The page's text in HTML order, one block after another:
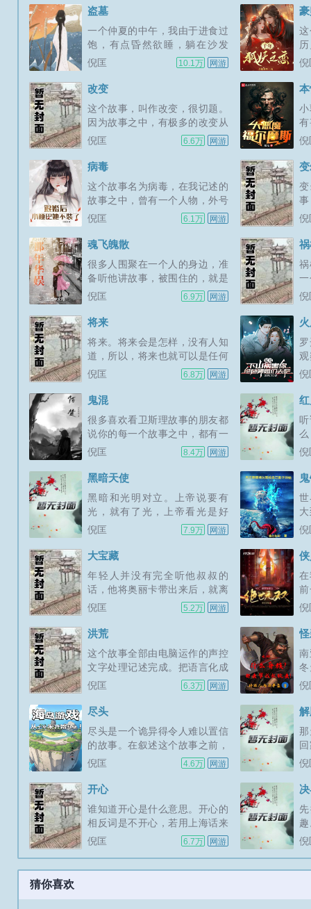
因中充满了权性愚昧和麻木的人
过。只要先把那些人天生应该有
的一切全部抢夺过来，然后再对
那些...
拿
盗墓
一个仲夏的中午，我由于进食过
饱，有点昏然欲睡，躺在沙发
上，在聆听着一卷十分奇特的录
特的人寄来的。这个人所从事的
这一行的，不过三十人。当然，
滥竽充数的人不算，真正有专业
水准的，只...
倪匡 10.1万 网游
果
倪
改变
这个故事，叫作改变，很切题。
因为故事之中，有极多的改变从
齐白手命形态的改变，到我改了
上以至宇宙间，一切事物，都不
都在变。改变，是绝对正常的一
种自然现象。曾有人对公众（或
个人）作...
倪匡 6.6万 网游
出
倪
病毒
这个故事名为病毒，在我记述的
故事之中，曾有一个人物，外号
病毒，是盗墓人，这个故事，与
为，故事主角，认为自己的人类
请试试告诉一些自命为人民救星
的人，说他们是受了极权病毒的
入侵，做...
倪匡 6.1万 网游
以
倪
魂飞魄散
很多人围聚在一个人的身边，准
备听他讲故事，被围住的，就是
鼎鼎大名的那位先生。原振侠反
明亮的一个角落，缓缓转动手中
人要那位先生说的故事内容二
则，他也知道，那位先生不会详
细说他的...
倪匡 6.9万 网游
故
倪
将来
将来。将来会是怎样，没有人知
道，所以，将来也就可以是任何
样子，任凭你去想，想得出来的
设想是，高级生物的生活方式，
不是群居。这种设想，听来有点
不可思议。如果每一个人身上的
几亿个细...
倪匡 6.8万 网游
促
倪
鬼混
很多喜欢看卫斯理故事的朋友都
说你的每一个故事之中，都有一
定的想表现的主题。答是，多少
不载道，但有载道的机会，不妨
好看程度为准则。会看的，看得
出门道来，不会看的，只看热闹
可...
倪匡 8.4万 网游
子
倪
黑暗天使
黑暗和光明对立。上帝说要有
光，就有了光，上帝看光是好
的，就把光暗分开了。这是上帝
就有了光明和黑暗。天使当然应
使？背叛了上帝，天使因而堕落
成为魔鬼，撤旦也可以出现在耶
和华面前，黑...
倪匡 7.9万 网游 倪
大宝藏
年轻人并没有完全听他叔叔的
话，他将奥丽卡带出来后，就离
她而去，而不是和她在一起，与
蒂克谈情。不过这一次，他也没
东的一个大城市中，像是甚么事
都没有发生一样，住了下来。在
表面上看来...
倪匡 5.2万 网游 倪
洪荒
这个故事全部由电脑运作的声控
文字处理记述完成。把语言化成
文字，是最新的科技科学家在今
供大众使用。首先推出的是中国
的人数聚多，而汉字入电脑又特
别困难的缘故。这种最新的科学
技术，解...
倪匡 6.3万 网游
样
倪
尽头
尽头是一个诡异得令人难以置信
的故事。在叙述这个故事之前，
先要说几句题外话。不久之前，
写得很长，寄信来的，是我不相
就读，他们和我讨论了一些科学
上的问题之后，用挪揄口气问为
什么那...
倪匡 4.6万 网游
知
倪
开心
谁知道开心是什么意思。开心的
相反词是不开心，若用上海话来
说，似乎效果更突出勿开心。人
倪匡 6.7万 网游 倪
猜你喜欢